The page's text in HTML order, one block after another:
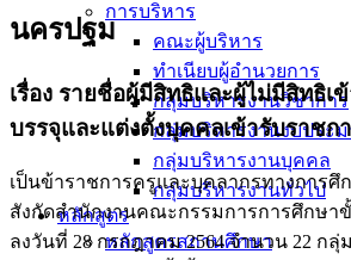
การบริหาร
คณะผู้บริหาร
ทำเนียบผู้อำนวยการ
กลุ่มบริหารงานวิชาการ
กลุ่มบริหารงานงบประ
กลุ่มบริหารงานบุคคล
กลุ่มบริหารงานทั่วไป
หลักสูตร
หลักสูตรสถานศึกษา
นครปฐม
เรื่อง รายชื่อผู้มีสิทธิและผู้ไม่มีสิทธิเ
บรรจุและแต่งตั้งบุคคลเข้ารับราชก
เป็นข้าราชการครูและบุคลากรทางการศึ
สังกัดสำนักงานคณะกรรมการการศึกษา
ลงวันที่ 28 กรกฎาคม 2564 จำนวน 22 ก